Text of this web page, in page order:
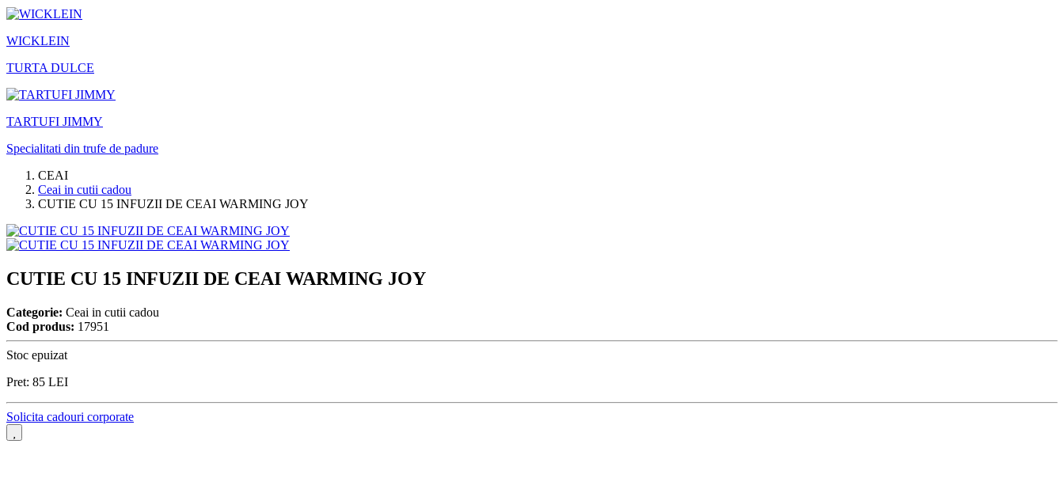
WICKLEIN
TURTA DULCE
TARTUFI JIMMY
Specialitati din trufe de padure
CEAI
Ceai in cutii cadou
CUTIE CU 15 INFUZII DE CEAI WARMING JOY
CUTIE CU 15 INFUZII DE CEAI WARMING JOY
Categorie: Ceai in cutii cadou
Cod produs: 17951
Stoc epuizat
Pret: 85 LEI
Solicita cadouri corporate